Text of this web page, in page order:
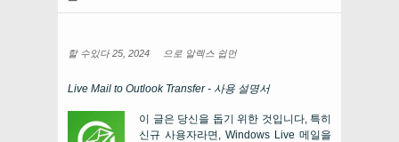
할 수있다 25, 2024 으로 알렉스 쉽먼
Live Mail to Outlook Transfer- 사용 설명서
이 글은 당신을 돕기 위한 것입니다, 특히
신규 사용자라면, Windows Live 메일을